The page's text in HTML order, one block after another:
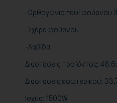
-Ορθογώνιο ταψί φούρνου
-Σχάρα φούρνου
-Λαβίδα
Διαστάσεις προϊόντος:
Διαστάσεις εσωτερικού:
Ισχύς: 1500W